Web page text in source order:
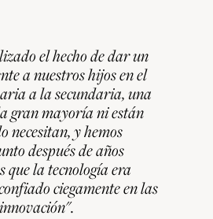
el hecho de dar un
a nuestros hijos en el
a la secundaria, una
gran mayoría ni están
necesitan, y hemos
después de años
que la tecnología era
ciegamente en las